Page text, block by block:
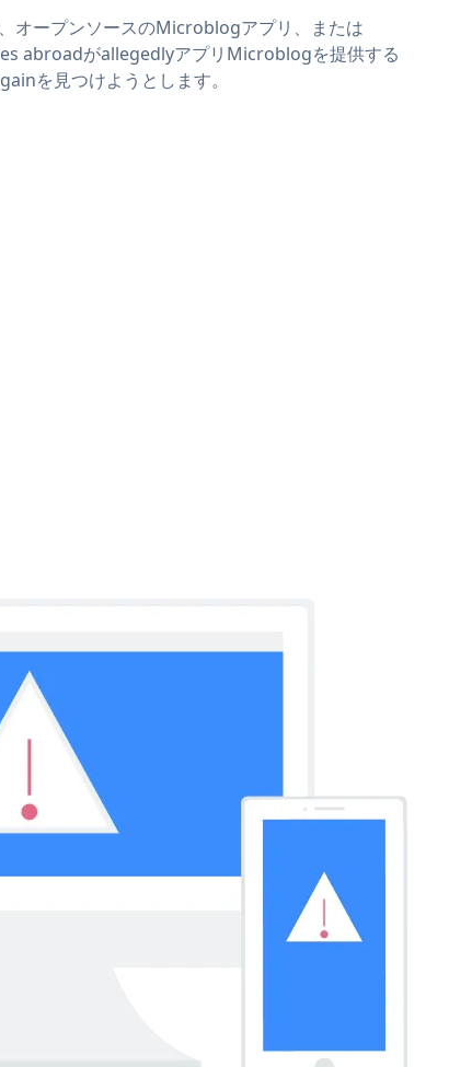
オープンソースのMicroblogアプリ、または
abroadがallegedlyアプリMicroblogを提供する
を見つけようとします。